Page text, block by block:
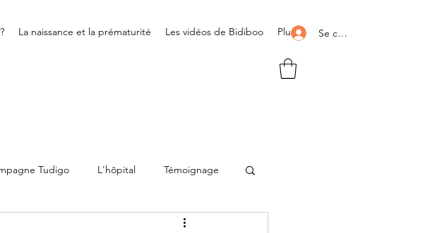
La naissance et la prématurité Les vidéos de Bidiboo Plus Se connecter
Tudigo L'hôpital Témoignage